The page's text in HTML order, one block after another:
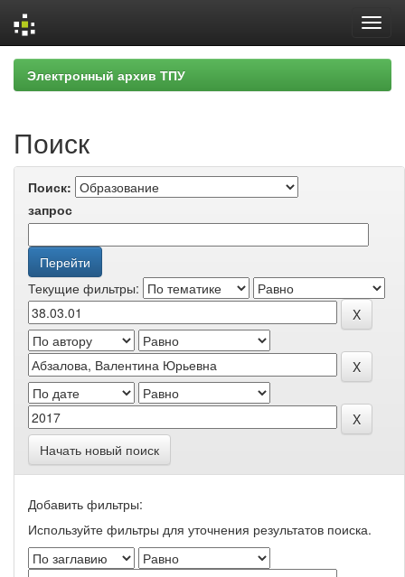
Skip
navigation
Электронный архив ТПУ
Поиск
Поиск:
запрос
Текущие фильтры:
Начать новый поиск
Добавить фильтры:
Используйте фильтры для уточнения результатов поиска.